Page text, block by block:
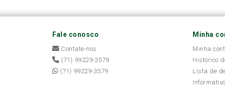
Fale conosco
Contate-nos
(71) 99229-3579
(71) 99229-3579
Minha
Minha
Histórico
Lista de
Informativo